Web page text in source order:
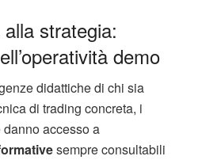
strategia:
demo
didattiche di chi sia
di trading concreta, i
accesso a
sempre consultabili